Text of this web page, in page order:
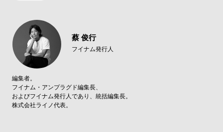
蔡 俊行
フイナム発行人
編集者。
フイナム・アンプラグド編集長、
およびフイナム発行人であり、統括編集長。
株式会社ライノ代表。